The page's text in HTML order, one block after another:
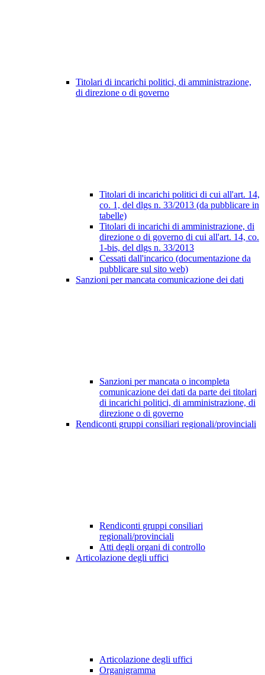
Titolari di incarichi politici, di amministrazione,
di direzione o di governo
Titolari di incarichi politici di cui all'art. 14,
co. 1, del dlgs n. 33/2013 (da pubblicare in
tabelle)
Titolari di incarichi di amministrazione, di
direzione o di governo di cui all'art. 14, co.
1-bis, del dlgs n. 33/2013
Cessati dall'incarico (documentazione da
pubblicare sul sito web)
Sanzioni per mancata comunicazione dei dati
Sanzioni per mancata o incompleta
comunicazione dei dati da parte dei titolari
di incarichi politici, di amministrazione, di
direzione o di governo
Rendiconti gruppi consiliari regionali/provinciali
Rendiconti gruppi consiliari
regionali/provinciali
Atti degli organi di controllo
Articolazione degli uffici
Articolazione degli uffici
Organigramma